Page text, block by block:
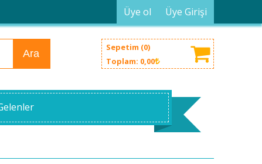
Üye ol Üye Girişi
Ara
Sepetim (0)
Toplam: 0,00